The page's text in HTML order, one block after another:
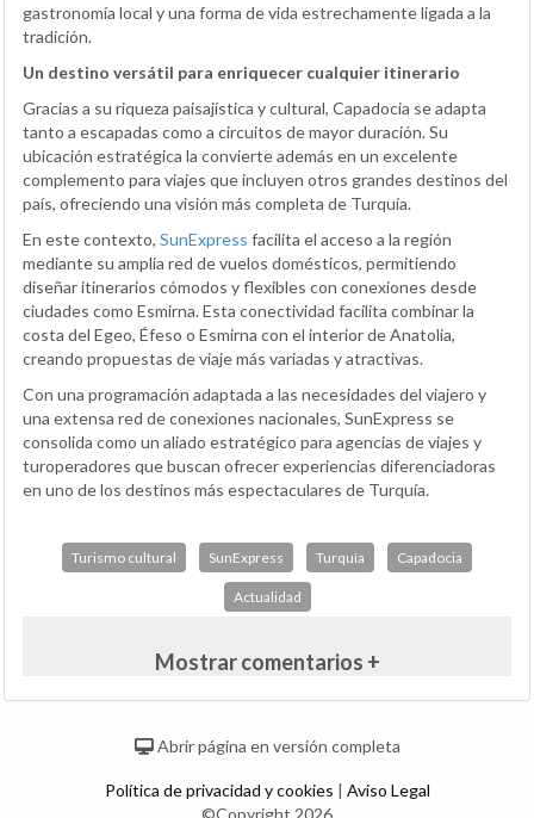
gastronomía local y una forma de vida estrechamente ligada a la
tradición.
Un destino versátil para enriquecer cualquier itinerario
Gracias a su riqueza paisajística y cultural, Capadocia se adapta
tanto a escapadas como a circuitos de mayor duración. Su
ubicación estratégica la convierte además en un excelente
complemento para viajes que incluyen otros grandes destinos del
país, ofreciendo una visión más completa de Turquía.
En este contexto, SunExpress facilita el acceso a la región
mediante su amplia red de vuelos domésticos, permitiendo
diseñar itinerarios cómodos y flexibles con conexiones desde
ciudades como Esmirna. Esta conectividad facilita combinar la
costa del Egeo, Éfeso o Esmirna con el interior de Anatolia,
creando propuestas de viaje más variadas y atractivas.
Con una programación adaptada a las necesidades del viajero y
una extensa red de conexiones nacionales, SunExpress se
consolida como un aliado estratégico para agencias de viajes y
turoperadores que buscan ofrecer experiencias diferenciadoras
en uno de los destinos más espectaculares de Turquía.
Turismo cultural SunExpress Turquía Capadocia
Actualidad
Mostrar comentarios +
Abrir página en versión completa
Política de privacidad y cookies | Aviso Legal
©Copyright 2026